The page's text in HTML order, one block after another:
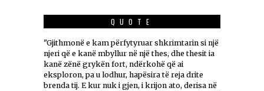
QUOTE
"Gjithmonë e kam përfytyruar shkrimtarin si një
njeri që e kanë mbyllur në një thes, dhe thesit ia
kanë zënë grykën fort, ndërkohë që ai
eksploron, pa u lodhur, hapësira të reja drite
brenda tij. E kur nuk i gjen, i krijon ato, derisa në